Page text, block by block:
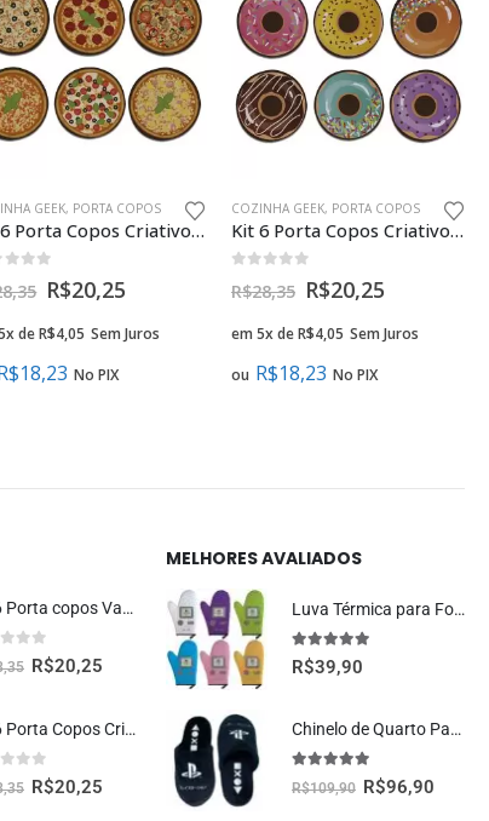
GEEK, PORTA COPOS
Kit 6 Porta Copos Criativos – Pizzas
R$20,25
deR$4,05 Sem Juros
18,23 No PIX
COZINHA GEEK, PORTA COPOS
Kit 6 Porta Copos Criativos – Rosquinhas Donuts
R$28,35 R$20,25
em 5x deR$4,05 Sem Juros
ou R$18,23 No PIX
Kit 6 Porta copos Vaquinha Fofa Kawaii
de 5
R$20,25
Kit 6 Porta Copos Criativos – Rosquinhas Donuts
de 5
R$20,25
MELHORES AVALIADOS
Luva Térmica para Forno com Aparador Gamer Retrô – Cozinha Geek
5.00fora de 5
R$39,90
Chinelo de Quarto Pantufa Oficial Playstation Moda Geek
5.00 fora de 5
R$109,90 R$96,90